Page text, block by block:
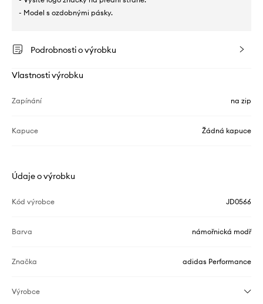
- Model s ozdobnými pásky.
Podrobnosti o výrobku
Vlastnosti výrobku
Zapínání na zip
Kapuce Žádná kapuce
Údaje o výrobku
Kód výrobce JD0566
Barva námořnická modř
Značka adidas Performance
Výrobce